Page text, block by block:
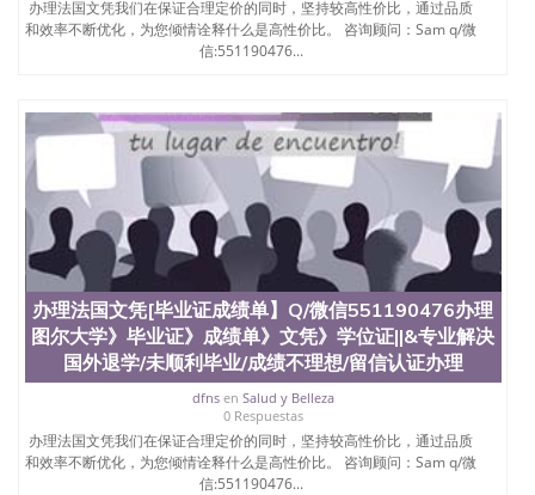
办理法国文凭我们在保证合理定价的同时，坚持较高性价比，通过品质
和效率不断优化，为您倾情诠释什么是高性价比。 咨询顾问：Sam q/微
信:551190476...
办理法国文凭[毕业证成绩单】Q/微信551190476办理
图尔大学》毕业证》成绩单》文凭》学位证||&专业解决
国外退学/未顺利毕业/成绩不理想/留信认证办理
dfnsen Salud y Belleza
0 Respuestas
办理法国文凭我们在保证合理定价的同时，坚持较高性价比，通过品质
和效率不断优化，为您倾情诠释什么是高性价比。 咨询顾问：Sam q/微
信:551190476...